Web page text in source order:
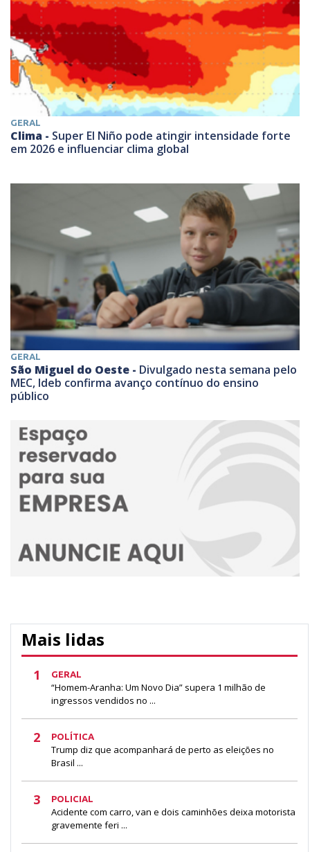
GERAL
Clima - Super El Niño pode atingir intensidade forte
em 2026 e influenciar clima global
GERAL
São Miguel do Oeste - Divulgado nesta semana pelo
MEC, Ideb confirma avanço contínuo do ensino
público
Mais lidas
1 GERAL
“Homem-Aranha: Um Novo Dia” supera 1 milhão de
ingressos vendidos no ...
2 POLÍTICA
Trump diz que acompanhará de perto as eleições no
Brasil ...
3 POLICIAL
Acidente com carro, van e dois caminhões deixa motorista
gravemente feri ...